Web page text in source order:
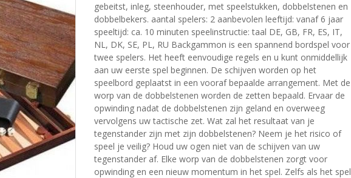
gebeitst, inleg, steenhouder, met speelstukken, dobbelstenen en
dobbelbekers. aantal spelers: 2 aanbevolen leeftijd: vanaf 6 jaar
speeltijd: ca. 10 minuten speelinstructie: taal DE, GB, FR, ES, IT,
NL, DK, SE, PL, RU Backgammon is een spannend bordspel voor
twee spelers. Het heeft eenvoudige regels en u kunt onmiddellijk
aan uw eerste spel beginnen. De schijven worden op het
speelbord geplaatst in een vooraf bepaalde arrangement. Met de
worp van de dobbelstenen worden de zetten bepaald. Ervaar de
opwinding nadat de dobbelstenen zijn geland en overweeg
vervolgens uw tactische zet. Wat zal het resultaat van je
tegenstander zijn met zijn dobbelstenen? Neem je het risico of
speel je veilig? Houd uw ogen niet van de schijven van uw
tegenstander af. Elke worp van de dobbelstenen zorgt voor
opwinding en een nieuw momentum in het spel. Zelfs als het spel